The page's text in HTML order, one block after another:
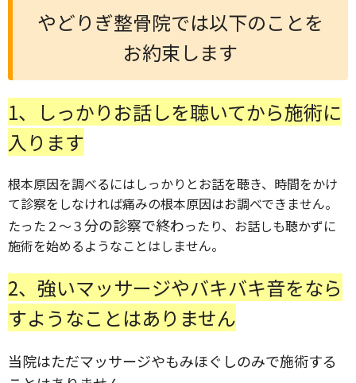
やどりぎ整骨院では以下のことを
お約束します
1、しっかりお話しを聴いてから施術に
入ります
根本原因を調べるにはしっかりとお話を聴き、時間をかけ
て診察をしなければ痛みの根本原因はお調べできません。
たった２～３分の診察で終わったり、お話しも聴かずに
施術を始めるようなことはしません。
2、強いマッサージやバキバキ音をなら
すようなことはありません
当院はただマッサージやもみほぐしのみで施術する